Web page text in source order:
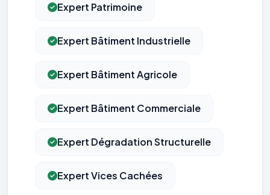
Expert Patrimoine
Expert Bâtiment Industrielle
Expert Bâtiment Agricole
Expert Bâtiment Commerciale
Expert Dégradation Structurelle
Expert Vices Cachées